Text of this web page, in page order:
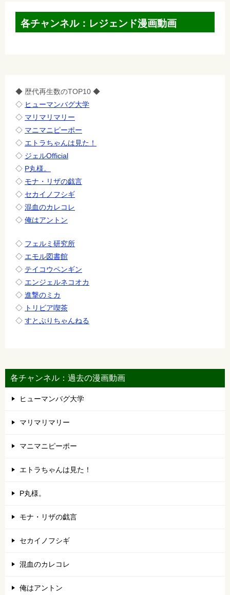
各チャンネル：レジェンド漫画動画
◆ 歴代再生数のTOP10 ◆
◇ ヒューマンバグ大学
◇ マリマリマリー
◇ マニマニピーポー
◇ エトラちゃんは見た！
◇ ジェルOfficial
◇ P丸様。
◇ モナ・リザの戯言
◇ セカイノフシギ
◇ 混血のカレコレ
◇ 俺はアントン
◇ フェルミ研究所
◇ エモル図書館
◇ テイコウペンギン
◇ エンジェルネコオカ
◇ 進撃のミカ
◇ トリビア喫茶
◇ すとぷりちゃんねる
各チャンネル：過去の漫画動画
ヒューマンバグ大学
マリマリマリー
マニマニピーポー
エトラちゃんは見た！
P丸様。
モナ・リザの戯言
セカイノフシギ
混血のカレコレ
俺はアントン